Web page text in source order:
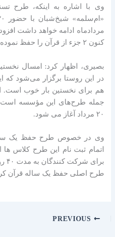
وی با اشاره به اینکه، طرح
مرداد‌ماه ادامه خواهد داشت
کنون ۲ جزء از قرآن را حفظ نموده اند.
بصیری، اظهار کرد: امسال
در این روستا برگزار می‌شود که
هم برای نخستین بار خوب است.
جمله طرح‌های این مؤسسه است
۲۰ مرداد آغاز می شود.
وی در خصوص طرح حفظ یک
طرح اصلی حفظ یک ساله قرآن